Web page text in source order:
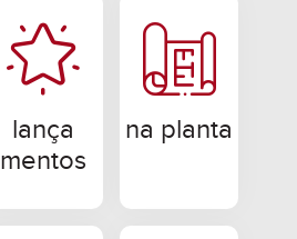
lança
mentos
na planta